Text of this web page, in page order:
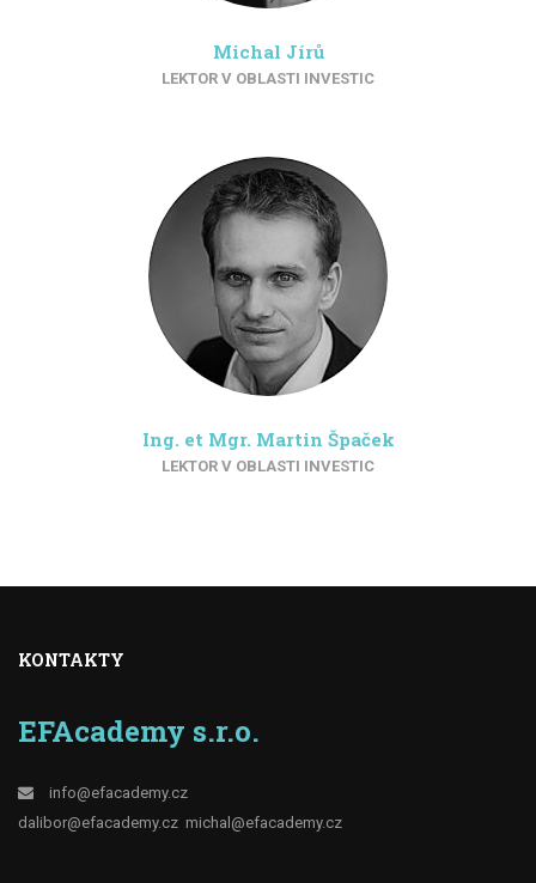
Michal Jírů
LEKTOR V OBLASTI INVESTIC
Ing. et Mgr. Martin Špaček
LEKTOR V OBLASTI INVESTIC
KONTAKTY
EFAcademy s.r.o.
info@efacademy.cz
dalibor@efacademy.cz michal@efacademy.cz